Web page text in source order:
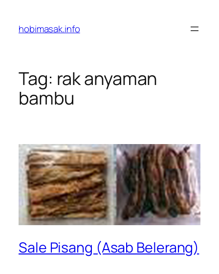
content
hobimasak.info
Tag: rak anyaman
bambu
Sale Pisang (Asab Belerang)